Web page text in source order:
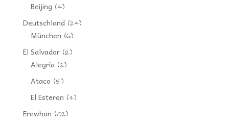
Beijing (4)
Deutschland(24)
München (6)
El Salvador(12)
Alegría(2)
Ataco (5)
El Esteron (4)
Erewhon (102)